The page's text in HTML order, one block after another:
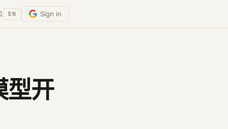
EN Sign in
型开